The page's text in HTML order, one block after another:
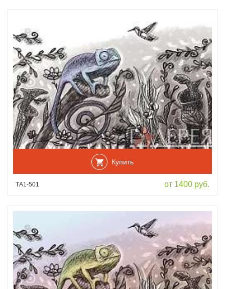
Купить
ТА1-501 от 1400 руб.